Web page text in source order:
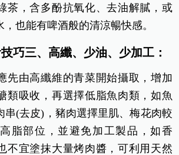
茶，含多酚抗氧化、去油解膩，或
也能有啤酒般的清涼暢快感。
巧三、高纖、少油、少加工：
先由高纖維的青菜開始攝取，增加
類吸收，再選擇低脂魚肉類，如魚
串(去皮)，豬肉選擇里肌、梅花肉較
脂部位，並避免加工製品，如香
不宜塗抹大量烤肉醬，可利用天然